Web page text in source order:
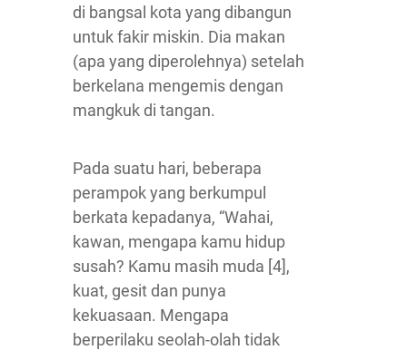
di bangsal kota yang dibangun
untuk fakir miskin. Dia makan
(apa yang diperolehnya) setelah
berkelana mengemis dengan
mangkuk di tangan.
Pada suatu hari, beberapa
perampok yang berkumpul
berkata kepadanya, “Wahai,
kawan, mengapa kamu hidup
susah? Kamu masih muda [4],
kuat, gesit dan punya
kekuasaan. Mengapa
berperilaku seolah-olah tidak